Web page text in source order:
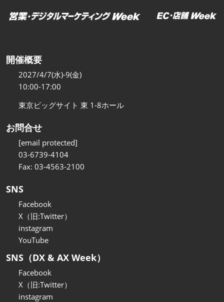
開催概要
2027/4/7(水)-9(金)
10:00-17:00
東京ビッグサイト 東 1-8ホール
お問合せ
[email protected]
03-6739-4104
Fax: 03-4563-2100
SNS
Facebook
X（旧:Twitter）
instagram
YouTube
SNS（DX & AX Week）
Facebook
X（旧:Twitter）
instagram